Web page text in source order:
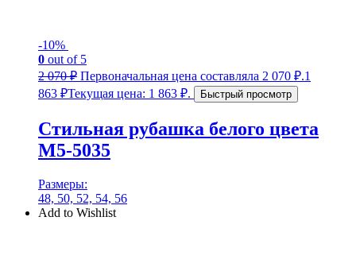
-10%
0 out of 5
2 070₽ Первоначальная цена составляла 2 070 ₽.1
863 ₽Текущая цена: 1 863 ₽. Быстрый просмотр
Стильная рубашка белого цвета
М5-5035
Размеры:
48, 50, 52, 54, 56
Add to Wishlist